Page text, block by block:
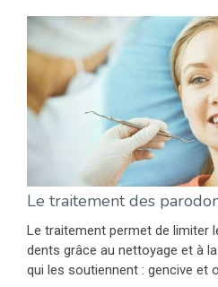
Le traitement permet de limiter
dents grâce au nettoyage et à
qui les soutiennent : gencive et